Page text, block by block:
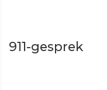
911-gesprek